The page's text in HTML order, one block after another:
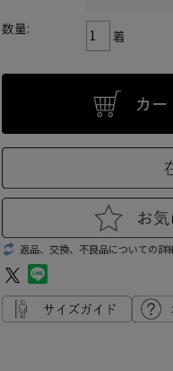
数量: 着
返品、交換、不良品についての詳